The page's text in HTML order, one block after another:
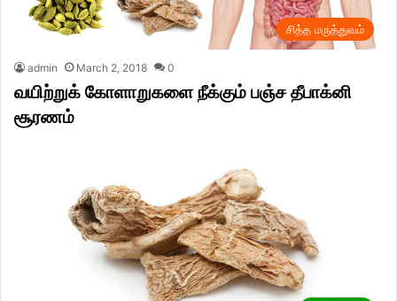
சித்த மருத்துவம்
admin March 2, 2018 0
வயிற்றுக் கோளாறுகளை நீக்கும் பஞ்ச தீபாக்னி
சூரணம்